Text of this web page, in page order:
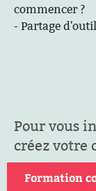
commencer ?
- Partage
Pour vous
créez votre
Formation